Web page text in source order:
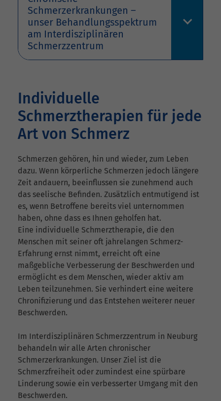
Schmerzerkrankungen –
unser Behandlungsspektrum
am Interdisziplinären
Schmerzzentrum
Individuelle
Schmerztherapien für jede
Art von Schmerz
Schmerzen gehören, hin und wieder, zum Leben
dazu. Wenn körperliche Schmerzen jedoch längere
Zeit andauern, beeinflussen sie zunehmend auch
das seelische Befinden. Zusätzlich entmutigend ist
es, wenn Betroffene bereits viel unternommen
haben, ohne dass es Ihnen geholfen hat.
Eine individuelle Schmerztherapie, die den
Menschen mit seiner oft jahrelangen Schmerz-
Erfahrung ernst nimmt, erreicht oft eine
maßgebliche Verbesserung der Beschwerden und
ermöglicht es dem Menschen, wieder aktiv am
Leben teilzunehmen. Sie verhindert eine weitere
Chronifizierung und das Entstehen weiterer neuer
Beschwerden.
Im Interdisziplinären Schmerzzentrum in Neuburg
behandeln wir alle Arten chronischer
Schmerzerkrankungen. Unser Ziel ist die
Schmerzfreiheit oder zumindest eine spürbare
Linderung sowie ein verbesserter Umgang mit den
Beschwerden.